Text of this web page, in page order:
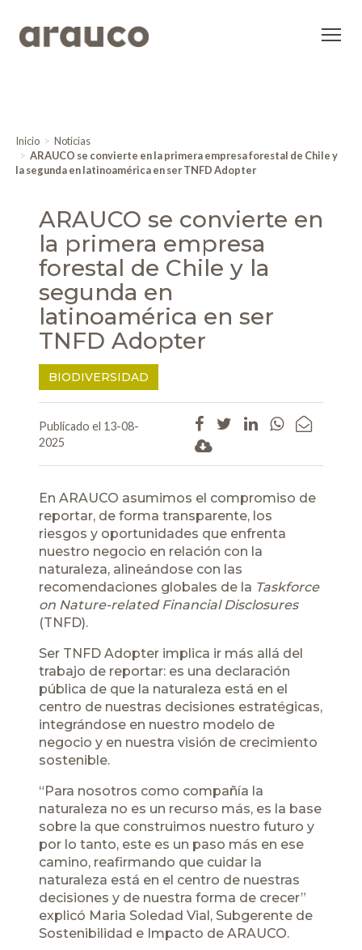
Inicio
Noticias
ARAUCO se convierte en la primera empresa forestal de Chile y
la segunda en latinoamérica en ser TNFD Adopter
ARAUCO se convierte en
la primera empresa
forestal de Chile y la
segunda en
latinoamérica en ser
TNFD Adopter
BIODIVERSIDAD
Publicado el 13-08-
2025
En ARAUCO asumimos el compromiso de
reportar, de forma transparente, los
riesgos y oportunidades que enfrenta
nuestro negocio en relación con la
naturaleza, alineándose con las
recomendaciones globales de la Taskforce
on Nature-related Financial Disclosures
(TNFD).
Ser TNFD Adopter implica ir más allá del
trabajo de reportar: es una declaración
pública de que la naturaleza está en el
centro de nuestras decisiones estratégicas,
integrándose en nuestro modelo de
negocio y en nuestra visión de crecimiento
sostenible.
“Para nosotros como compañía la
naturaleza no es un recurso más, es la base
sobre la que construimos nuestro futuro y
por lo tanto, este es un paso más en ese
camino, reafirmando que cuidar la
naturaleza está en el centro de nuestras
decisiones y de nuestra forma de crecer”
explicó Maria Soledad Vial, Subgerente de
Sostenibilidad e Impacto de ARAUCO.